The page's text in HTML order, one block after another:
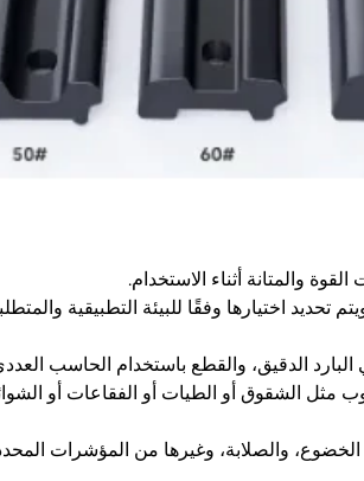
والصلابة، وغيرها من المؤشرات